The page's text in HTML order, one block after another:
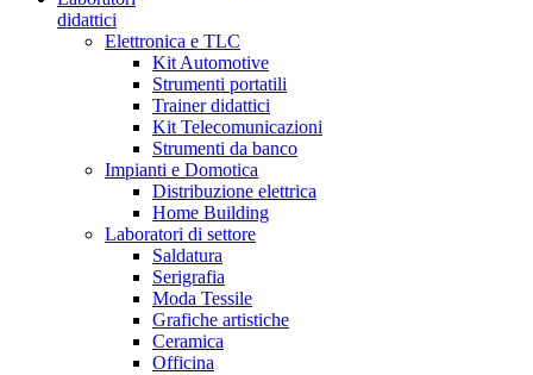
didattici
Elettronica e TLC
Kit Automotive
Strumenti portatili
Trainer didattici
Kit Telecomunicazioni
Strumenti da banco
Impianti e Domotica
Distribuzione elettrica
Home Building
Laboratori di settore
Saldatura
Serigrafia
Moda Tessile
Grafiche artistiche
Ceramica
Officina